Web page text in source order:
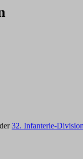
32. Infanterie-Division